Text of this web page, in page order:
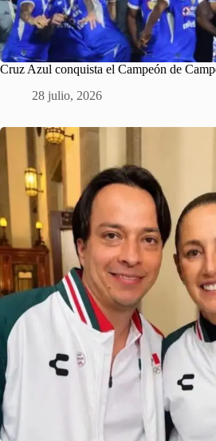
Cruz Azul conquista el Campeón de
28 julio, 2026